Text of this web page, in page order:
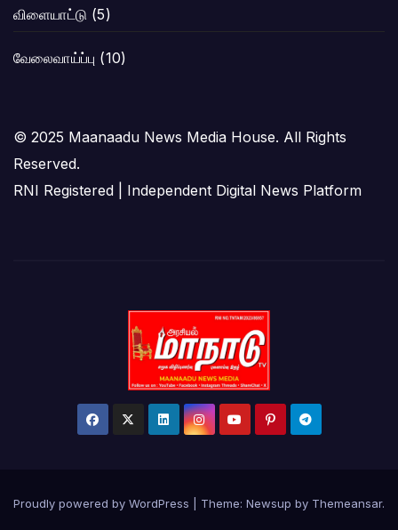
விளையாட்டு (5)
வேலைவாய்ப்பு (10)
© 2025 Maanaadu News Media House. All Rights
Reserved.
RNI Registered | Independent Digital News Platform
Proudly powered by WordPress Theme: Newsup by Themeansar.